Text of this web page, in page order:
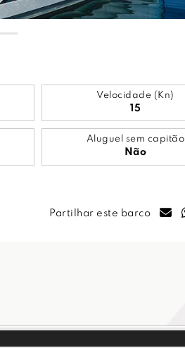
Velocidade (Kn)
15
Aluguel sem capitão
Não
Partilhar este barco